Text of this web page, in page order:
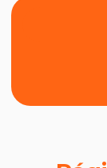
Como ativar
Como ativar
Como dizer
Como encontrar